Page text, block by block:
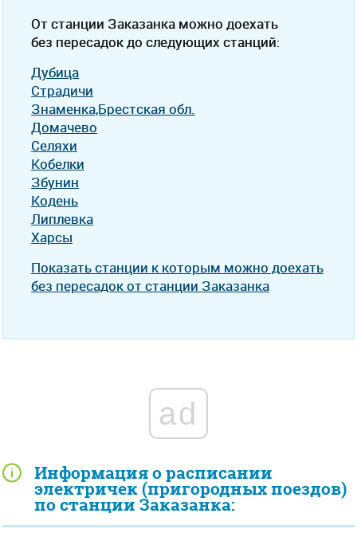
Информация о расписании
электричек (пригородных поездов)
по станции Заказанка:
От станции Заказанка можно доехать
без пересадок до следующих станций:
Дубица
Страдичи
Знаменка,Брестская обл.
Домачево
Селяхи
Кобелки
Збунин
Кодень
Липлевка
Харсы
Показать станции к которым можно доехать
без пересадок от станции Заказанка
ad